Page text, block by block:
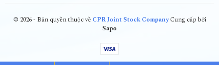
© 2026 - Bản quyền thuộc về CPR Joint Stock CompanyCung cấp bởi
Sapo